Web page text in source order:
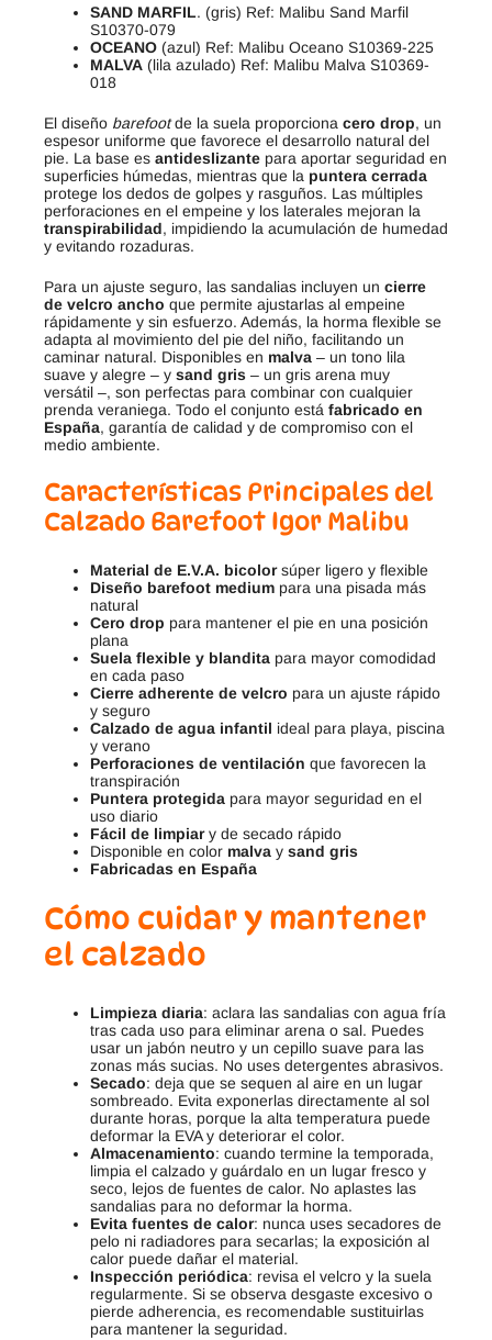
SAND MARFIL. (gris) Ref: Malibu Sand Marfil
S10370-079
OCEANO (azul) Ref: Malibu Oceano S10369-225
MALVA (lila azulado) Ref: Malibu Malva S10369-
018
El diseño barefootde la suela proporciona cero drop, un
espesor uniforme que favorece el desarrollo natural del
pie. La base es antideslizante para aportar seguridad en
superficies húmedas, mientras que la puntera cerrada
protege los dedos de golpes y rasguños. Las múltiples
perforaciones en el empeine y los laterales mejoran la
transpirabilidad, impidiendo la acumulación de humedad
y evitando rozaduras.
Para un ajuste seguro, las sandalias incluyen un cierre
de velcro ancho que permite ajustarlas al empeine
rápidamente y sin esfuerzo. Además, la horma flexible se
adapta al movimiento del pie del niño, facilitando un
caminar natural. Disponibles en malva – un tono lila
suave y alegre – y sand gris – un gris arena muy
versátil –, son perfectas para combinar con cualquier
prenda veraniega. Todo el conjunto está fabricado en
España, garantía de calidad y de compromiso con el
medio ambiente.
Características Principales del
Calzado Barefoot Igor Malibu
Material de E.V.A. bicolorsúper ligero y flexible
Diseño barefoot medium para una pisada más
natural
Cero drop para mantener el pie en una posición
plana
Suela flexible y blandita para mayor comodidad
en cada paso
Cierre adherente de velcro para un ajuste rápido
y seguro
Calzado de agua infantil ideal para playa, piscina
y verano
Perforaciones de ventilación que favorecen la
transpiración
Puntera protegida para mayor seguridad en el
uso diario
Fácil de limpiary de secado rápido
Disponible en color malva y sand gris
Fabricadas en España
Cómo cuidar y mantener
el calzado
Limpieza diaria: aclara las sandalias con agua fría
tras cada uso para eliminar arena o sal. Puedes
usar un jabón neutro y un cepillo suave para las
zonas más sucias. No uses detergentes abrasivos.
Secado: deja que se sequen al aire en un lugar
sombreado. Evita exponerlas directamente al sol
durante horas, porque la alta temperatura puede
deformar la EVA y deteriorar el color.
Almacenamiento: cuando termine la temporada,
limpia el calzado y guárdalo en un lugar fresco y
seco, lejos de fuentes de calor. No aplastes las
sandalias para no deformar la horma.
Evita fuentes de calor: nunca uses secadores de
pelo ni radiadores para secarlas; la exposición al
calor puede dañar el material.
Inspección periódica: revisa el velcro y la suela
regularmente. Si se observa desgaste excesivo o
pierde adherencia, es recomendable sustituirlas
para mantener la seguridad.